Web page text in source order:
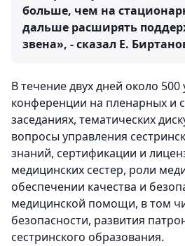
больше, чем на
дальше расширять
звена», - сказал Е.
В течение двух дней около 500
конференции на пленарных и
заседаниях, тематических
вопросы управления
знаний, сертификации и
медицинских сестер, роли
обеспечении качества и
медицинской помощи, в том
безопасности, развития
сестринского образования.